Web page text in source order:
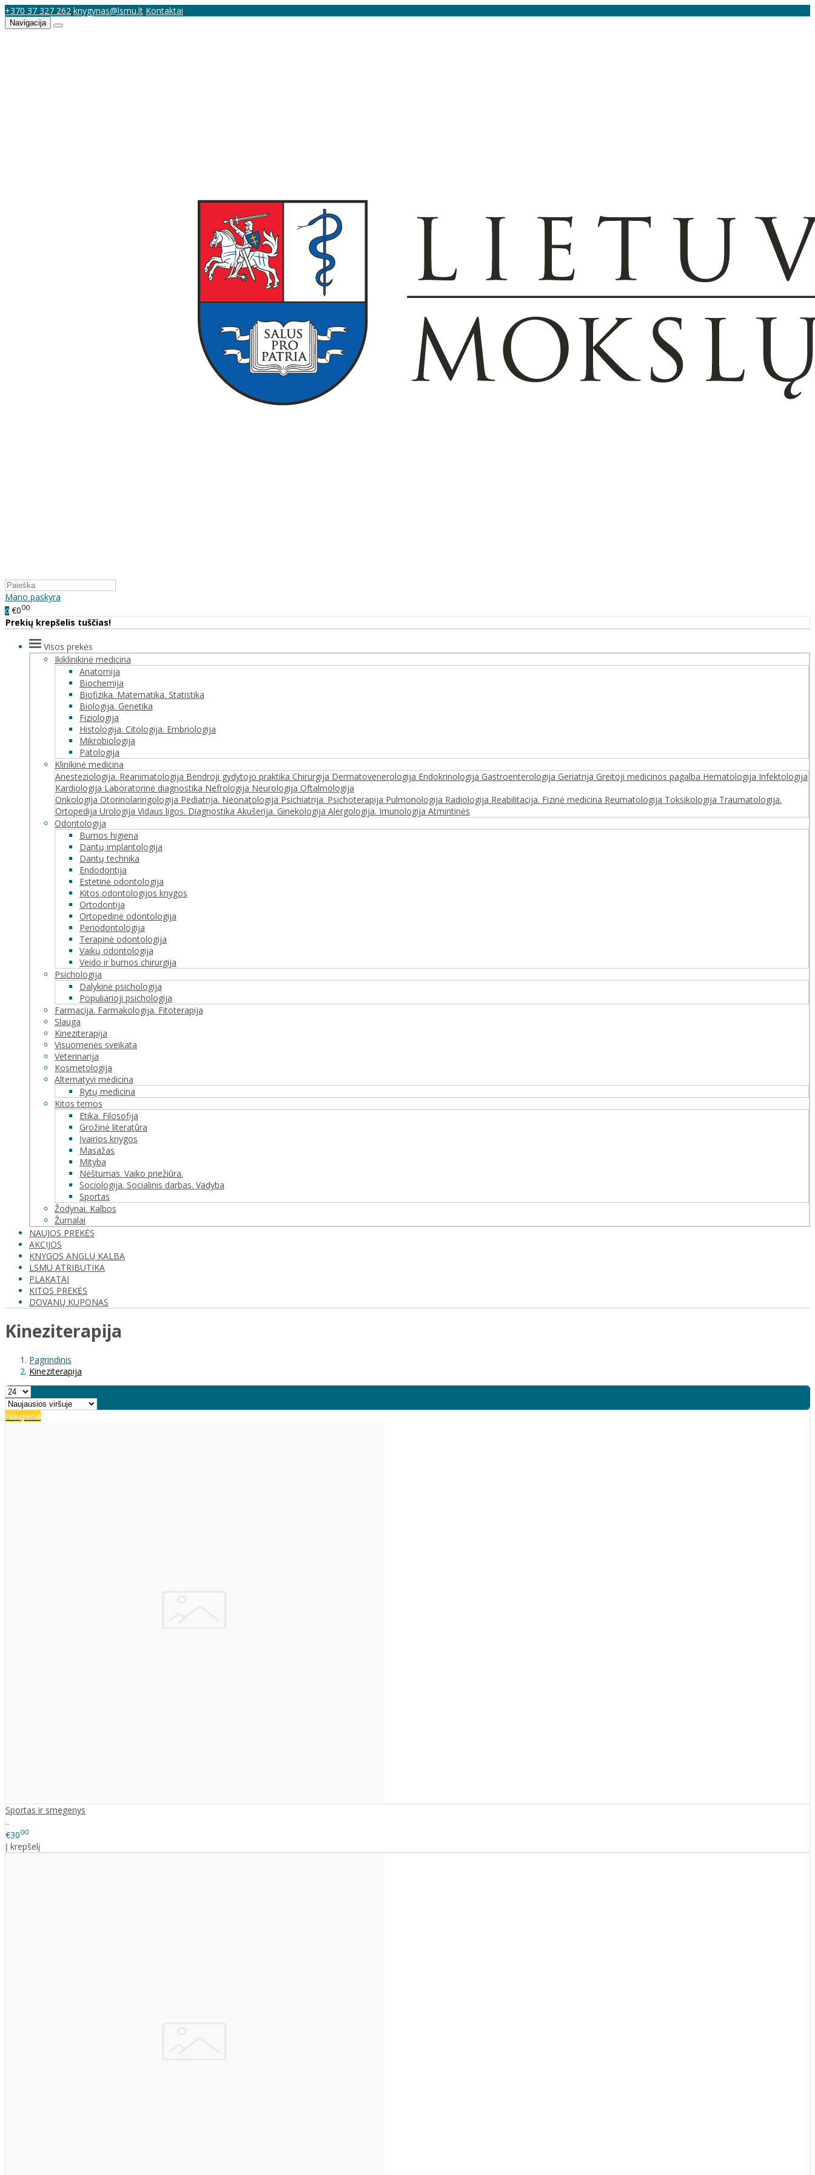
+370 37 327 262 knygynas@lsmu.lt Kontaktai
Navigacija
Mano paskyra
0 €000
Prekių krepšelis tuščias!
Visos prekės
Ikiklinikinė medicina
Anatomija
Biochemija
Biofizika. Matematika. Statistika
Biologija. Genetika
Fiziologija
Histologija. Citologija. Embriologija
Mikrobiologija
Patologija
Klinikinė medicina
Anesteziologija. Reanimatologija Bendroji gydytojo praktika Chirurgija Dermatovenerologija Endokrinologija Gastroenterologija Geriatrija Greitoji medicinos pagalba Hematologija Infektologija
Kardiologija Laboratorinė diagnostika Nefrologija Neurologija Oftalmologija
Onkologija Otorinolaringologija Pediatrija. Neonatologija Psichiatrija. Psichoterapija Pulmonologija Radiologija Reabilitacija. Fizinė medicina Reumatologija Toksikologija Traumatologija.
Ortopedija Urologija Vidaus ligos. Diagnostika Akušerija. Ginekologija Alergologija. Imunologija Atmintinės
Odontologija
Burnos higiena
Dantų implantologija
Dantų technika
Endodontija
Estetinė odontologija
Kitos odontologijos knygos
Ortodontija
Ortopedinė odontologija
Periodontologija
Terapinė odontologija
Vaikų odontologija
Veido ir burnos chirurgija
Psichologija
Dalykinė psichologija
Populiarioji psichologija
Farmacija. Farmakologija. Fitoterapija
Slauga
Kineziterapija
Visuomenės sveikata
Veterinarija
Kosmetologija
Alternatyvi medicina
Rytų medicina
Kitos temos
Etika. Filosofija
Grožinė literatūra
Įvairios knygos
Masažas
Mityba
Nėštumas. Vaiko priežiūra.
Sociologija. Socialinis darbas. Vadyba
Sportas
Žodynai. Kalbos
Žurnalai
NAUJOS PREKĖS
AKCIJOS
KNYGOS ANGLŲ KALBA
LSMU ATRIBUTIKA
PLAKATAI
KITOS PREKĖS
DOVANŲ KUPONAS
Kineziterapija
Pagrindinis
Kineziterapija
Naujiena
Sportas ir smegenys
..
€3000
Į krepšelį